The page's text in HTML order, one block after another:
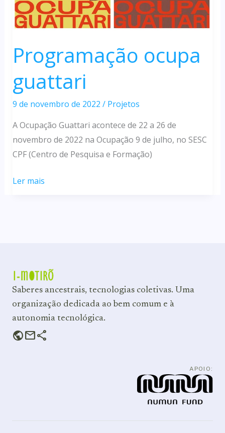
Programação ocupa
guattari
9 de novembro de 2022 / Projetos
A Ocupação Guattari acontece de 22 a 26 de
novembro de 2022 na Ocupação 9 de julho, no SESC
CPF (Centro de Pesquisa e Formação)
Programação
Ler mais
Saberes ancestrais, tecnologias coletivas. Uma
organização dedicada ao bem comum e à
autonomia tecnológica.
publicmailshare
APOIO: